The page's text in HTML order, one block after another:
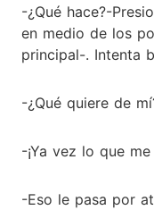
-¿Qué hace?-
en medio de los
principal-. Intenta
-¿Qué quiere de
-¡Ya vez lo que
-Eso le pasa por